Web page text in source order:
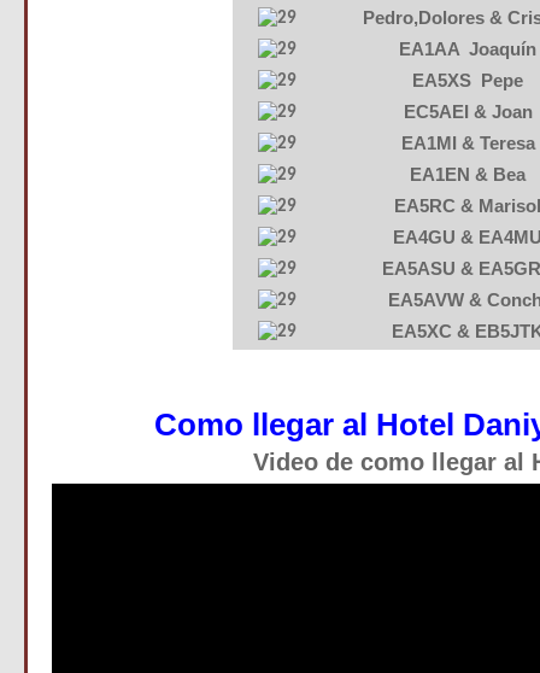
Pedro,Dolores &
EA1AA Joaquín
EA5XS Pepe
EC5AEI & Joan
EA1MI & Teresa
EA1EN & Bea
EA5RC &
EA4GU &
EA5ASU &
EA5AVW &
EA5XC &
Como llegar al Hotel
Video de como llegar al